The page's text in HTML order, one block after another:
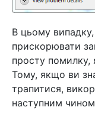
В цьому
прискорювати
просту помилку,
Тому, якщо ви
трапитися,
наступним